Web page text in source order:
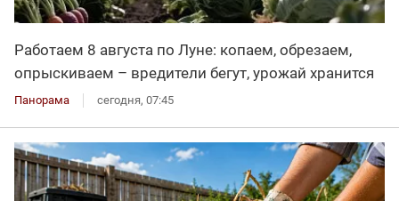
Работаем 8 августа по Луне: копаем, обрезаем,
опрыскиваем – вредители бегут, урожай хранится
Панорама сегодня, 07:45